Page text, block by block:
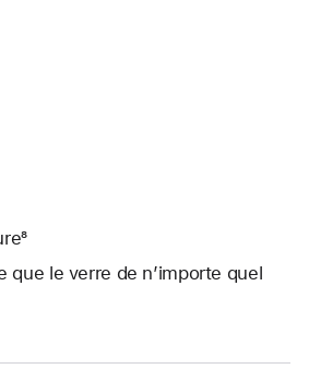
que le verre de n’importe quel